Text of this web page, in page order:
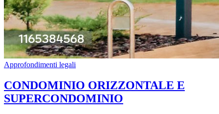
Approfondimenti legali
CONDOMINIO ORIZZONTALE E
SUPERCONDOMINIO